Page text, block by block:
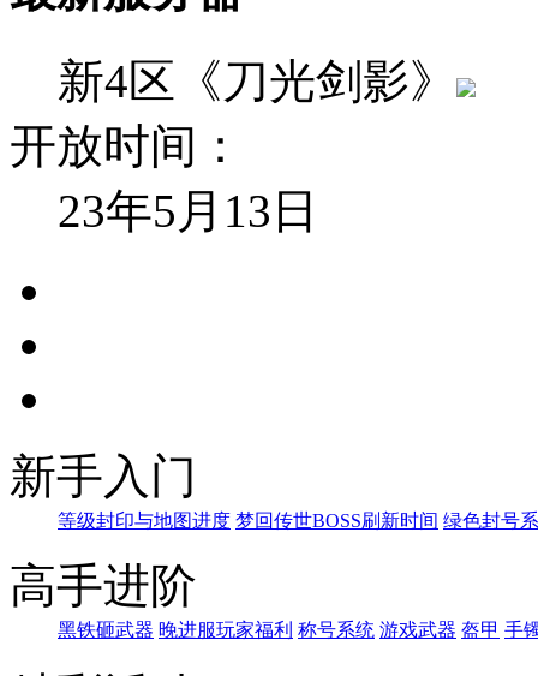
新4区《刀光剑影》
开放时间：
23年5月13日
新手入门
等级封印与地图进度 梦回传世BOSS刷新时间 绿色封号
高手进阶
黑铁砸武器 晚进服玩家福利 称号系统 游戏武器 盔甲 手